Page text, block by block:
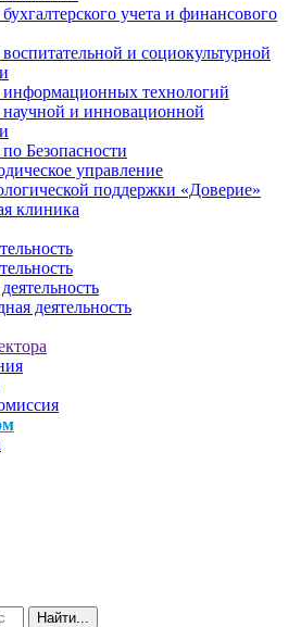
учета и финансового
и социокультурной
информационных технологий
и инновационной
Безопасности
управление
поддержки «Доверие»
клиника
деятельность
Найти...